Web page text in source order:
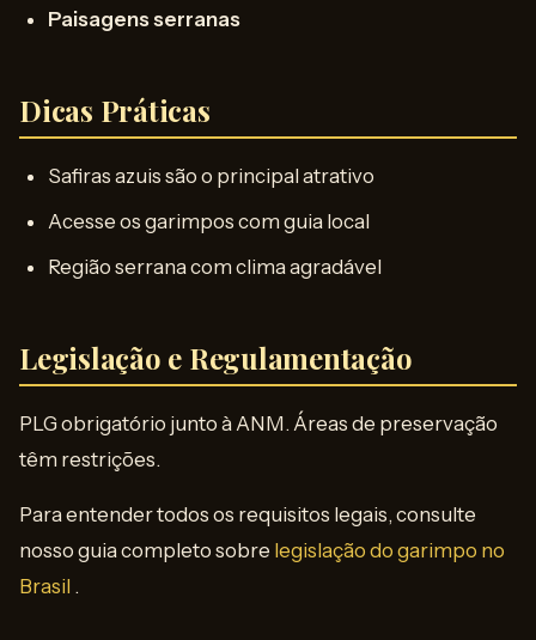
Paisagens serranas
Dicas Práticas
Safiras azuis são o principal atrativo
Acesse os garimpos com guia local
Região serrana com clima agradável
Legislação e Regulamentação
PLG obrigatório junto à ANM. Áreas de preservação
têm restrições.
Para entender todos os requisitos legais, consulte
nosso guia completo sobre legislação do garimpo no
Brasil .